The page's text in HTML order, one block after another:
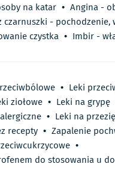
na katar • Angina -
czarnuszki - pochodzenie,
czystka • Imbir -
• Leki
ziołowe • Leki na grypę
• Leki na
recepty • Zapalenie
•
do stosowania u